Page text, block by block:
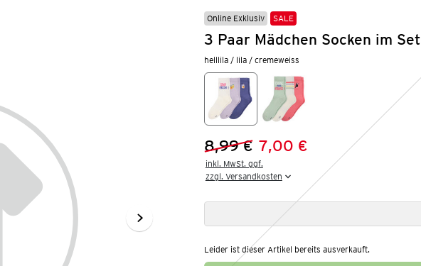
Online Exklusiv SALE
3 Paar Mädchen Socken im Set
helllila / lila / cremeweiss
Vorheriger Preis:
8,99 €
Neuer Preis:
7,00 €
inkl. MwSt. ggf.
zzgl. Versandkosten
Leider ist dieser Artikel bereits ausverkauft.